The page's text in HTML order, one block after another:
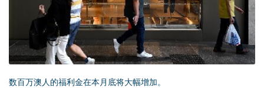
数百万澳人的福利金在本月底将大幅增加。